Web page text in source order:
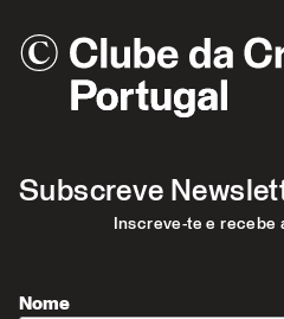
Subscreve
Inscreve-te e recebe
Nome